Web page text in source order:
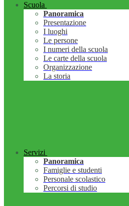
Scuola
Panoramica
Presentazione
I luoghi
Le persone
I numeri della scuola
Le carte della scuola
Organizzazione
La storia
Servizi
Panoramica
Famiglie e studenti
Personale scolastico
Percorsi di studio